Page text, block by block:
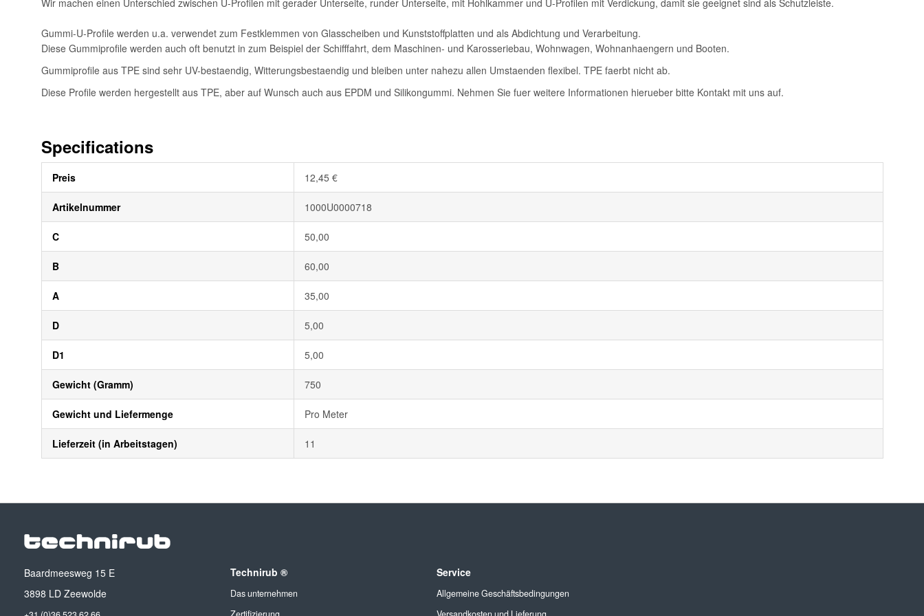
Wir machen einen Unterschied zwischen U-Profilen mit gerader Unterseite, runder Unterseite, mit Hohlkammer und U-Profilen mit Verdickung, damit sie geeignet sind als Schutzleiste.
Gummi-U-Profile werden u.a. verwendet zum Festklemmen von Glasscheiben und Kunststoffplatten und als Abdichtung und Verarbeitung.
Diese Gummiprofile werden auch oft benutzt in zum Beispiel der Schifffahrt, dem Maschinen- und Karosseriebau, Wohnwagen, Wohnanhaengern und Booten.
Gummiprofile aus TPE sind sehr UV-bestaendig, Witterungsbestaendig und bleiben unter nahezu allen Umstaenden flexibel. TPE faerbt nicht ab.
Diese Profile werden hergestellt aus TPE, aber auf Wunsch auch aus EPDM und Silikongummi. Nehmen Sie fuer weitere Informationen hierueber bitte Kontakt mit uns auf.
Specifications
Informationen
Preis 12,45 €
Artikelnummer 1000U0000718
C 50,00
B 60,00
A 35,00
D 5,00
D1 5,00
Gewicht (Gramm) 750
Gewicht und Liefermenge Pro Meter
Lieferzeit (in Arbeitstagen) 11
Baardmeesweg 15 E
3898 LD Zeewolde
Technirub ®
Das unternehmen
Service
Allgemeine Geschäftsbedingungen